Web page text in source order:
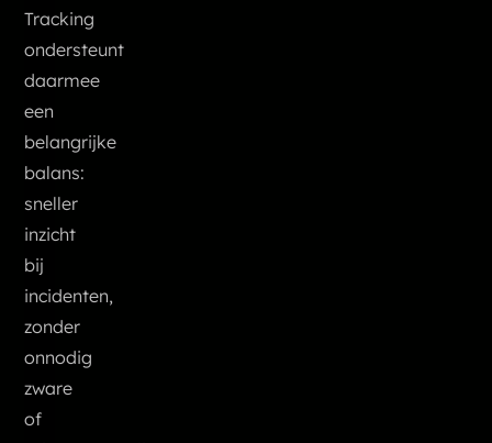
Tracking
ondersteunt
daarmee
een
belangrijke
balans:
sneller
inzicht
bij
incidenten,
zonder
onnodig
zware
of